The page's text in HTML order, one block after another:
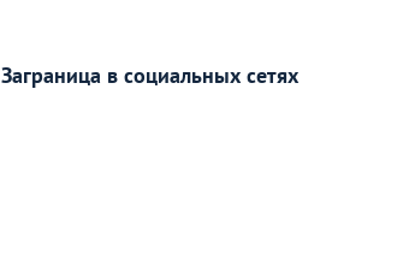
Заграница в социальных сетях